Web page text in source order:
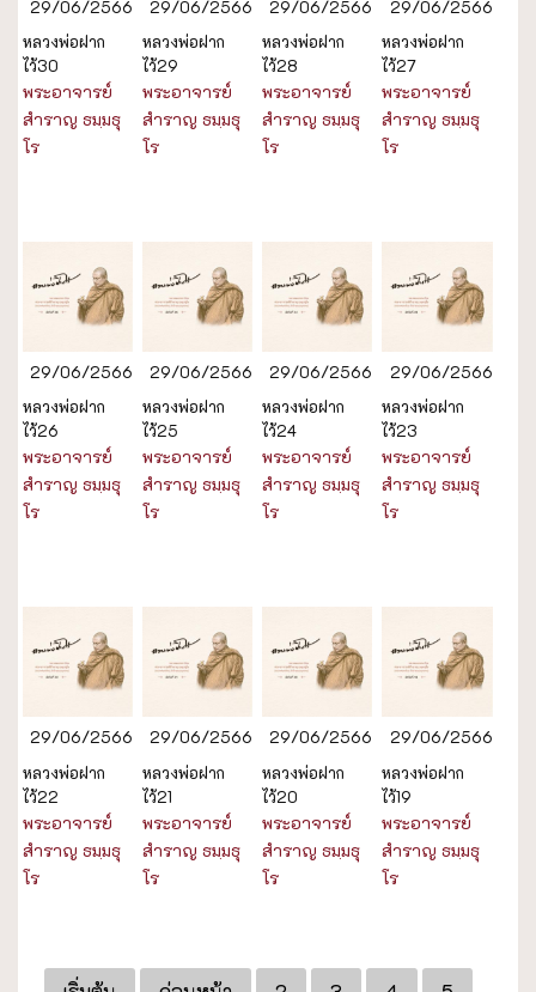
29/06/2566
หลวงพ่อฝาก
ไว้30
พระอาจารย์
สำราญ ธมฺมธุ
โร
29/06/2566
หลวงพ่อฝาก
ไว้29
พระอาจารย์
สำราญ ธมฺมธุ
โร
29/06/2566
หลวงพ่อฝาก
ไว้28
พระอาจารย์
สำราญ ธมฺมธุ
โร
29/06/2566
หลวงพ่อฝาก
ไว้27
พระอาจารย์
สำราญ ธมฺมธุ
โร
29/06/2566
หลวงพ่อฝาก
ไว้26
พระอาจารย์
สำราญ ธมฺมธุ
โร
29/06/2566
หลวงพ่อฝาก
ไว้25
พระอาจารย์
สำราญ ธมฺมธุ
โร
29/06/2566
หลวงพ่อฝาก
ไว้24
พระอาจารย์
สำราญ ธมฺมธุ
โร
29/06/2566
หลวงพ่อฝาก
ไว้23
พระอาจารย์
สำราญ ธมฺมธุ
โร
29/06/2566
หลวงพ่อฝาก
ไว้22
พระอาจารย์
สำราญ ธมฺมธุ
โร
29/06/2566
หลวงพ่อฝาก
ไว้21
พระอาจารย์
สำราญ ธมฺมธุ
โร
29/06/2566
หลวงพ่อฝาก
ไว้20
พระอาจารย์
สำราญ ธมฺมธุ
โร
29/06/2566
หลวงพ่อฝาก
ไว้19
พระอาจารย์
สำราญ ธมฺมธุ
โร